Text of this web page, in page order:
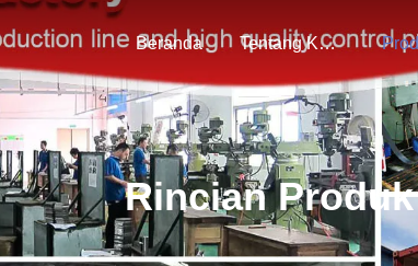
Beranda Tentang Kami
Rincian Produk